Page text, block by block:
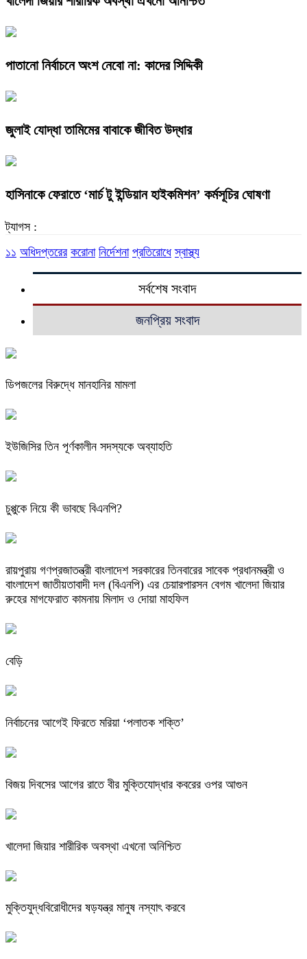
পাতানো নির্বাচনে অংশ নেবো না: কাদের সিদ্দিকী
জুলাই যোদ্ধা তামিমের বাবাকে জীবিত উদ্ধার
হাসিনাকে ফেরাতে ‘মার্চ টু ইন্ডিয়ান হাইকমিশন’ কর্মসূচির ঘোষণা
ট্যাগস :
১১ অধিদপ্তরের করোনা নির্দেশনা প্রতিরোধে স্বাস্থ্য
সর্বশেষ সংবাদ
জনপ্রিয় সংবাদ
ডিপজলের বিরুদ্ধে মানহানির মামলা
ইউজিসির তিন পূর্ণকালীন সদস্যকে অব্যাহতি
চুপ্পুকে নিয়ে কী ভাবছে বিএনপি?
রায়পুরায় গণপ্রজাতন্ত্রী বাংলাদেশ সরকারের তিনবারের সাবেক প্রধানমন্ত্রী ও
বাংলাদেশ জাতীয়তাবাদী দল (বিএনপি) এর চেয়ারপারসন বেগম খালেদা জিয়ার
রুহের মাগফেরাত কামনায় মিলাদ ও দোয়া মাহফিল
বেড়ি
নির্বাচনের আগেই ফিরতে মরিয়া ‘পলাতক শক্তি’
বিজয় দিবসের আগের রাতে বীর মুক্তিযোদ্ধার কবরের ওপর আগুন
খালেদা জিয়ার শারীরিক অবস্থা এখনো অনিশ্চিত
মুক্তিযুদ্ধবিরোধীদের ষড়যন্ত্র মানুষ নস্যাৎ করবে